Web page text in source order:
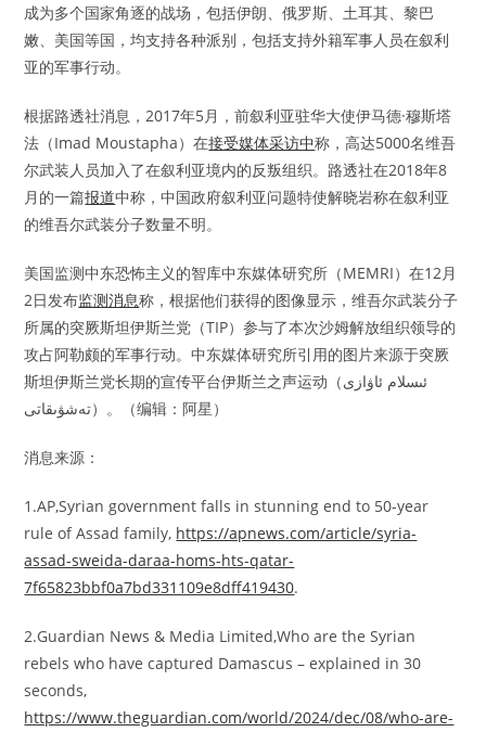
成为多个国家角逐的战场，包括伊朗、俄罗斯、土耳其、黎巴
嫩、美国等国，均支持各种派别，包括支持外籍军事人员在叙利
亚的军事行动。
根据路透社消息，2017年5月，前叙利亚驻华大使伊马德·穆斯塔
法（Imad Moustapha）在接受媒体采访中称，高达5000名维吾
尔武装人员加入了在叙利亚境内的反叛组织。路透社在2018年8
月的一篇报道中称，中国政府叙利亚问题特使解晓岩称在叙利亚
的维吾尔武装分子数量不明。
美国监测中东恐怖主义的智库中东媒体研究所（MEMRI）在12月
2日发布监测消息称，根据他们获得的图像显示，维吾尔武装分子
所属的突厥斯坦伊斯兰党（TIP）参与了本次沙姆解放组织领导的
攻占阿勒颇的军事行动。中东媒体研究所引用的图片来源于突厥
斯坦伊斯兰党长期的宣传平台伊斯兰之声运动（ئىسلام ئاۋازى
تەشۋىقاتى）。（编辑：阿星）
消息来源：
1.AP,Syrian government falls in stunning end to 50-year
rule of Assad family, https://apnews.com/article/syria-
assad-sweida-daraa-homs-hts-qatar-
7f65823bbf0a7bd331109e8dff419430.
2.Guardian News & Media Limited,Who are the Syrian
rebels who have captured Damascus – explained in 30
seconds,
https://www.theguardian.com/world/2024/dec/08/who-are-